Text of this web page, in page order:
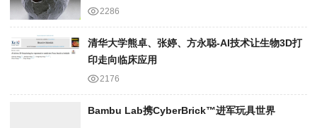
2286
清华大学熊卓、张婷、方永聪-AI技术让生物3D打
印走向临床应用
2176
Bambu Lab携Cyber​​Brick™进军玩具世界